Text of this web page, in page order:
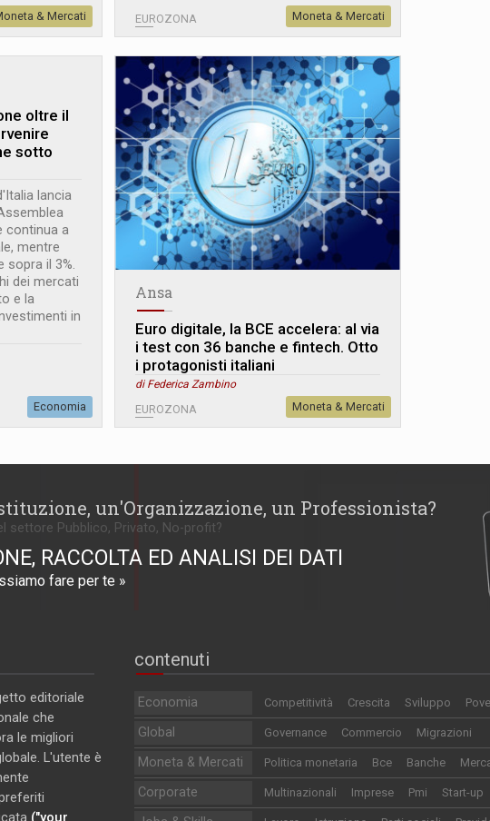
& Mercati EUROZONA Moneta & Mercati
oltre il
sotto
lancia
continua a
mentre
sopra il 3%.
dei mercati
e la
in
Economia
Ansa
Euro digitale, la BCE accelera: al via
i test con 36 banche e fintech. Otto
i protagonisti italiani
di Federica Zambino
EUROZONA Moneta & Mercati
un'Organizzazione, un Professionista?
settore Pubblico, Privato, No-profit?
RACCOLTA ED ANALISI DEI DATI
fare per te »
editoriale
che
le migliori
L'utente è
("your
contenuti
Economia Competitività Crescita Sviluppo
Global Governance Commercio Migrazioni
Moneta & Mercati Politica monetaria Bce Banche
Corporate Multinazionali Imprese Pmi Start-up